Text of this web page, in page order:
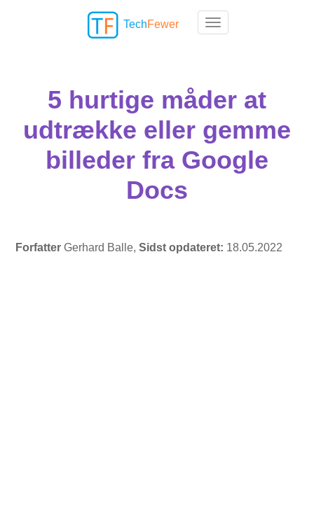
Toggle navigation
TechFewer
5 hurtige måder at
udtrække eller gemme
billeder fra Google
Docs
Forfatter Gerhard Balle,Sidst opdateret: 18.05.2022